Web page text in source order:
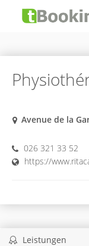
Avenue de la
026 321 33 52
https://
Leistungen